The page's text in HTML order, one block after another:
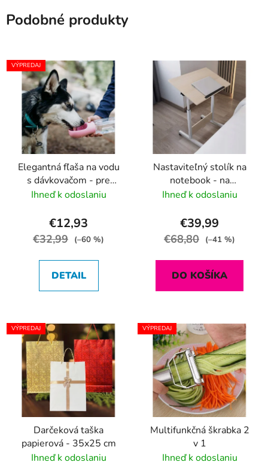
Podobné produkty
VÝPREDAJ
Elegantná fľaša na vodu
s dávkovačom - pre
psov a mačky (400ml)
Ihneď k odoslaniu
€12,93
€32,99 (–60 %)
DETAIL
Nastaviteľný stolík na
notebook - na
kolieskach
Ihneď k odoslaniu
€39,99
€68,80 (–41 %)
DO KOŠÍKA
VÝPREDAJ
Darčeková taška
papierová - 35x25 cm
Ihneď k odoslaniu
VÝPREDAJ
Multifunkčná škrabka 2
v 1
Ihneď k odoslaniu